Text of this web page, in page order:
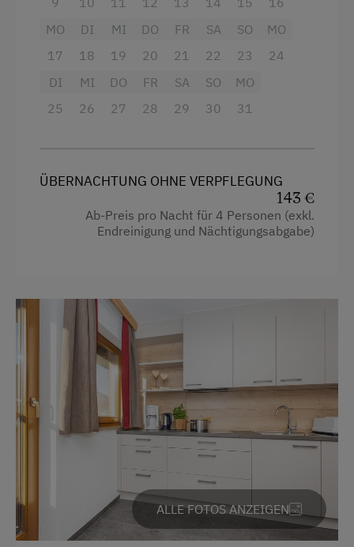
Angeln
Bus zur Skipiste
Sanfter Winter
Skibus zur Loipe
Schneeschuhwandern
Skitouren
Kulinarik / Genuss
Kräutererlebnis
Urlaub für Familien
Familienfreundliche Unterkünfte
Gesundheitsurlaub
Wellness
Dusche
Fernseher
Haarföhn
Handtücher
Safe
Wasserkocher
Küchenausstattung
Kühlschrank
Haupthaus
Kaffeemaschine
Bettwäsche
Geschirrspüler
MO
17
DI
18
MI
19
DO
20
FR
21
SA
22
SO
23
MO
24
DI
25
MI
26
DO
27
FR
28
SA
29
SO
30
MO
31
ÜBERNACHTUNG OHNE VERPFLEGUNG
143 €
Ab-Preis pro Nacht für 4 Personen (exkl.
Endreinigung und Nächtigungsabgabe)
ALLE FOTOS ANZEIGEN